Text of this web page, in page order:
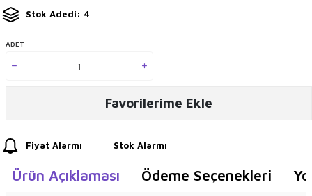
Stok Adedi: 4
ADET
Favorilerime Ekle
Fiyat Alarmı Stok Alarmı
Ürün Açıklaması Ödeme Seçenekleri